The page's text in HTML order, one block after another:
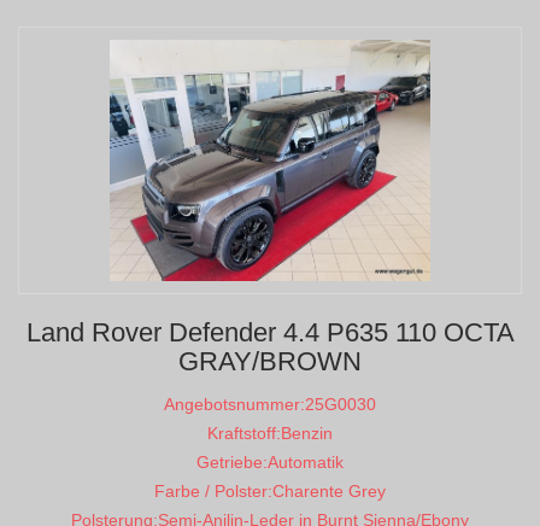
Land Rover Defender 4.4 P635 110 OCTA
GRAY/BROWN
Angebotsnummer:25G0030
Kraftstoff:Benzin
Getriebe:Automatik
Farbe / Polster:Charente Grey
Polsterung:Semi-Anilin-Leder in Burnt Sienna/Ebony